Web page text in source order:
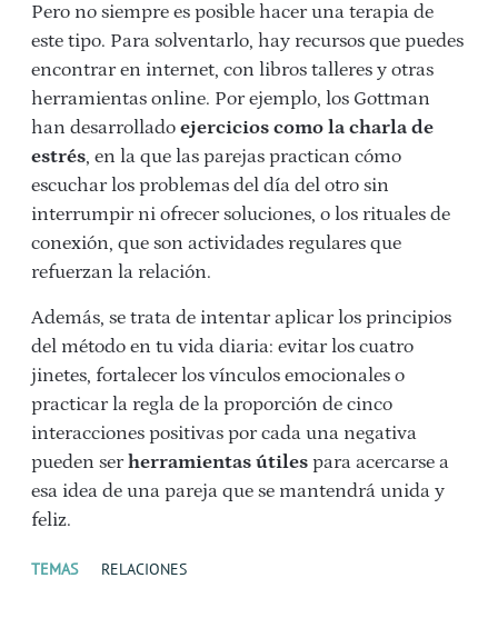
Pero no siempre es posible hacer una terapia de
este tipo. Para solventarlo, hay recursos que puedes
encontrar en internet, con libros talleres y otras
herramientas online. Por ejemplo, los Gottman
han desarrollado ejercicios como la charla de
estrés, en la que las parejas practican cómo
escuchar los problemas del día del otro sin
interrumpir ni ofrecer soluciones, o los rituales de
conexión, que son actividades regulares que
refuerzan la relación.
Además, se trata de intentar aplicar los principios
del método en tu vida diaria: evitar los cuatro
jinetes, fortalecer los vínculos emocionales o
practicar la regla de la proporción de cinco
interacciones positivas por cada una negativa
pueden serherramientas útiles para acercarse a
esa idea de una pareja que se mantendrá unida y
feliz.
TEMAS RELACIONES